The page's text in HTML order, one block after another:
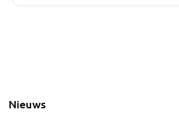
Nieuws